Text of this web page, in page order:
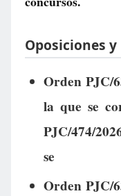
Oposiciones
Orden PJC/
la que se
PJC/474/
se
Orden PJC/